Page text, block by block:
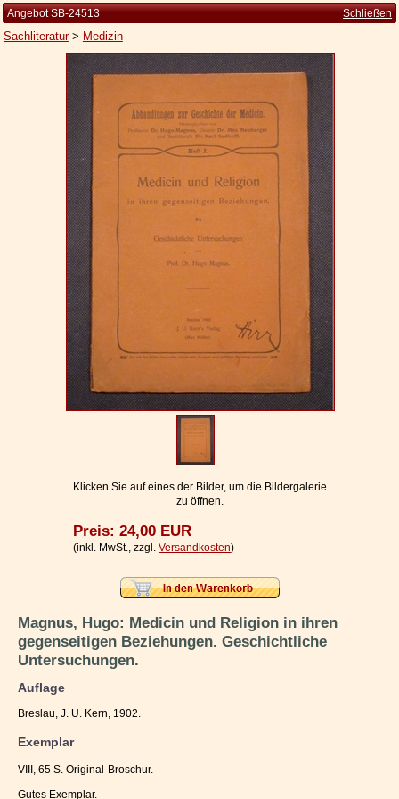
Zur Person
Kleine Kulturgeschichte
Die Brockhaus Auflagen
Die Meyer Auflagen
Zu den Angeboten
Widerrufsbelehrung
Geschäftsbedingungen
Datenschutzerklärung
Ihr Warenkorb
Angebot SB-24513 Schließen
Sachliteratur> Medizin
Klicken Sie auf eines der Bilder, um die Bildergalerie
zu öffnen.
Preis: 24,00 EUR
(inkl. MwSt., zzgl. Versandkosten)
Magnus, Hugo: Medicin und Religion in ihren
gegenseitigen Beziehungen. Geschichtliche
Untersuchungen.
Auflage
Breslau, J. U. Kern, 1902.
Exemplar
VIII, 65 S. Original-Broschur.
Gutes Exemplar.